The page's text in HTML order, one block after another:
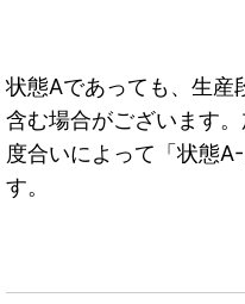
状態Aであっても、生産
含む場合がございます
度合いによって「状態
す。